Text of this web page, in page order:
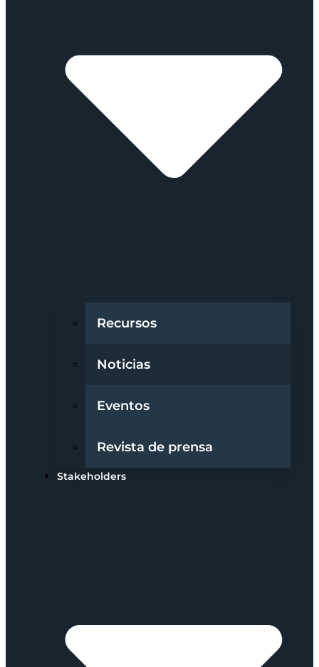
Recursos
Noticias
Eventos
Revista de prensa
Stakeholders